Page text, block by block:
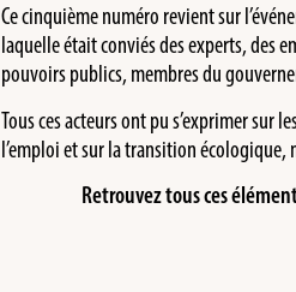
Ce cinquième numéro revient sur
laquelle était conviés des experts, des
pouvoirs publics, membres du
Tous ces acteurs ont pu s’exprimer sur
l’emploi et sur la transition écologique,
Retrouvez tous ces